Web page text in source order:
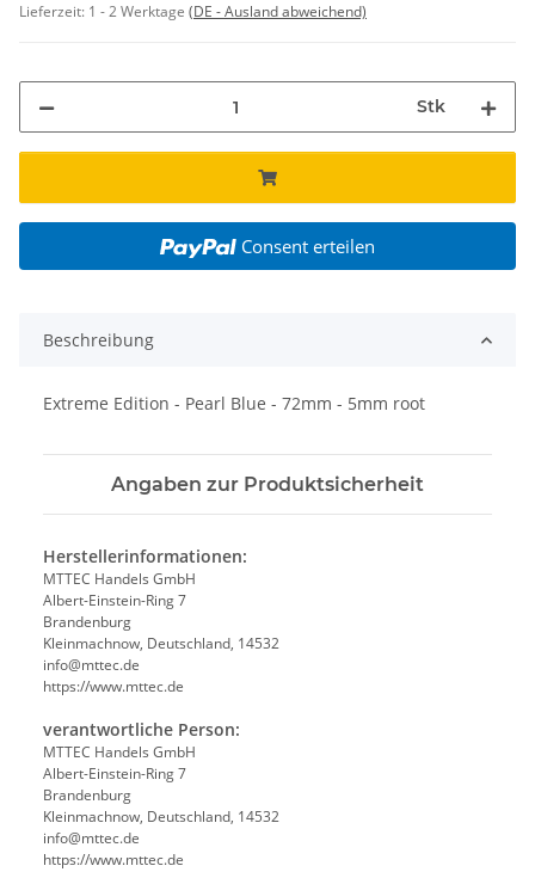
Lieferzeit: 1 - 2 Werktage (DE - Ausland abweichend)
Stk
Consent erteilen
Beschreibung
Extreme Edition - Pearl Blue - 72mm - 5mm root
Angaben zur Produktsicherheit
Herstellerinformationen:
MTTEC Handels GmbH
Albert-Einstein-Ring 7
Brandenburg
Kleinmachnow, Deutschland, 14532
info@mttec.de
https://www.mttec.de
verantwortliche Person:
MTTEC Handels GmbH
Albert-Einstein-Ring 7
Brandenburg
Kleinmachnow, Deutschland, 14532
info@mttec.de
https://www.mttec.de